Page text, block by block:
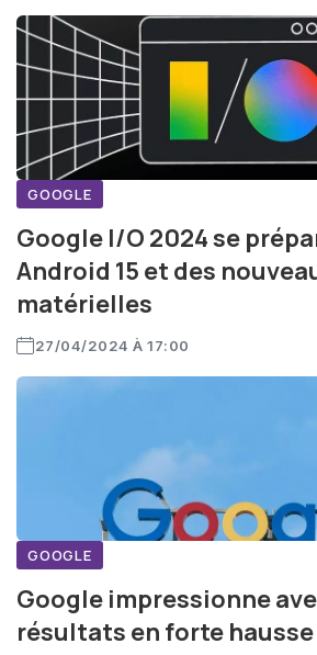
GOOGLE
Google I/O 2024 se
Android 15 et des
matérielles
27/04/2024 À 17:00
GOOGLE
Google impressionne
résultats en forte hausse